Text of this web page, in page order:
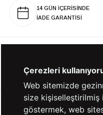
14 GÜN İÇERİSİNDE
İADE GARANTİSİ
KURUMSAL
KATEGORİLER
Çerezleri
Web sitemizde
size
göstermek, web